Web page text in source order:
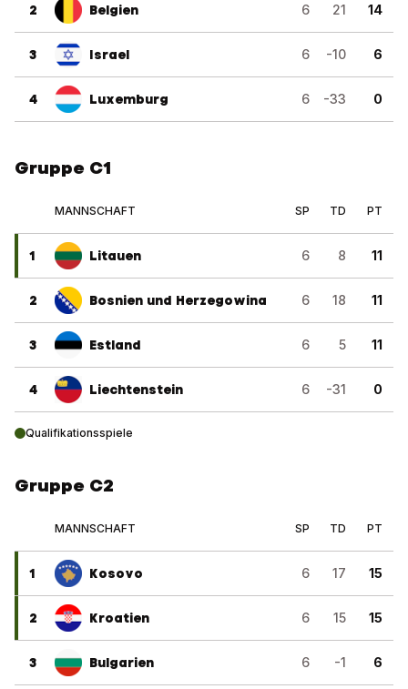
2 Belgien 6 21 14
3 Israel 6 -10 6
4 Luxemburg 6 -33 0
Gruppe C1
MANNSCHAFT SP TD PT
1 Litauen 6 8 11
2 Bosnien und Herzegowina 6 18 11
3 Estland 6 5 11
4 Liechtenstein 6 -31 0
Qualifikationsspiele
Gruppe C2
MANNSCHAFT SP TD PT
1 Kosovo 6 17 15
2 Kroatien 6 15 15
3 Bulgarien 6 -1 6